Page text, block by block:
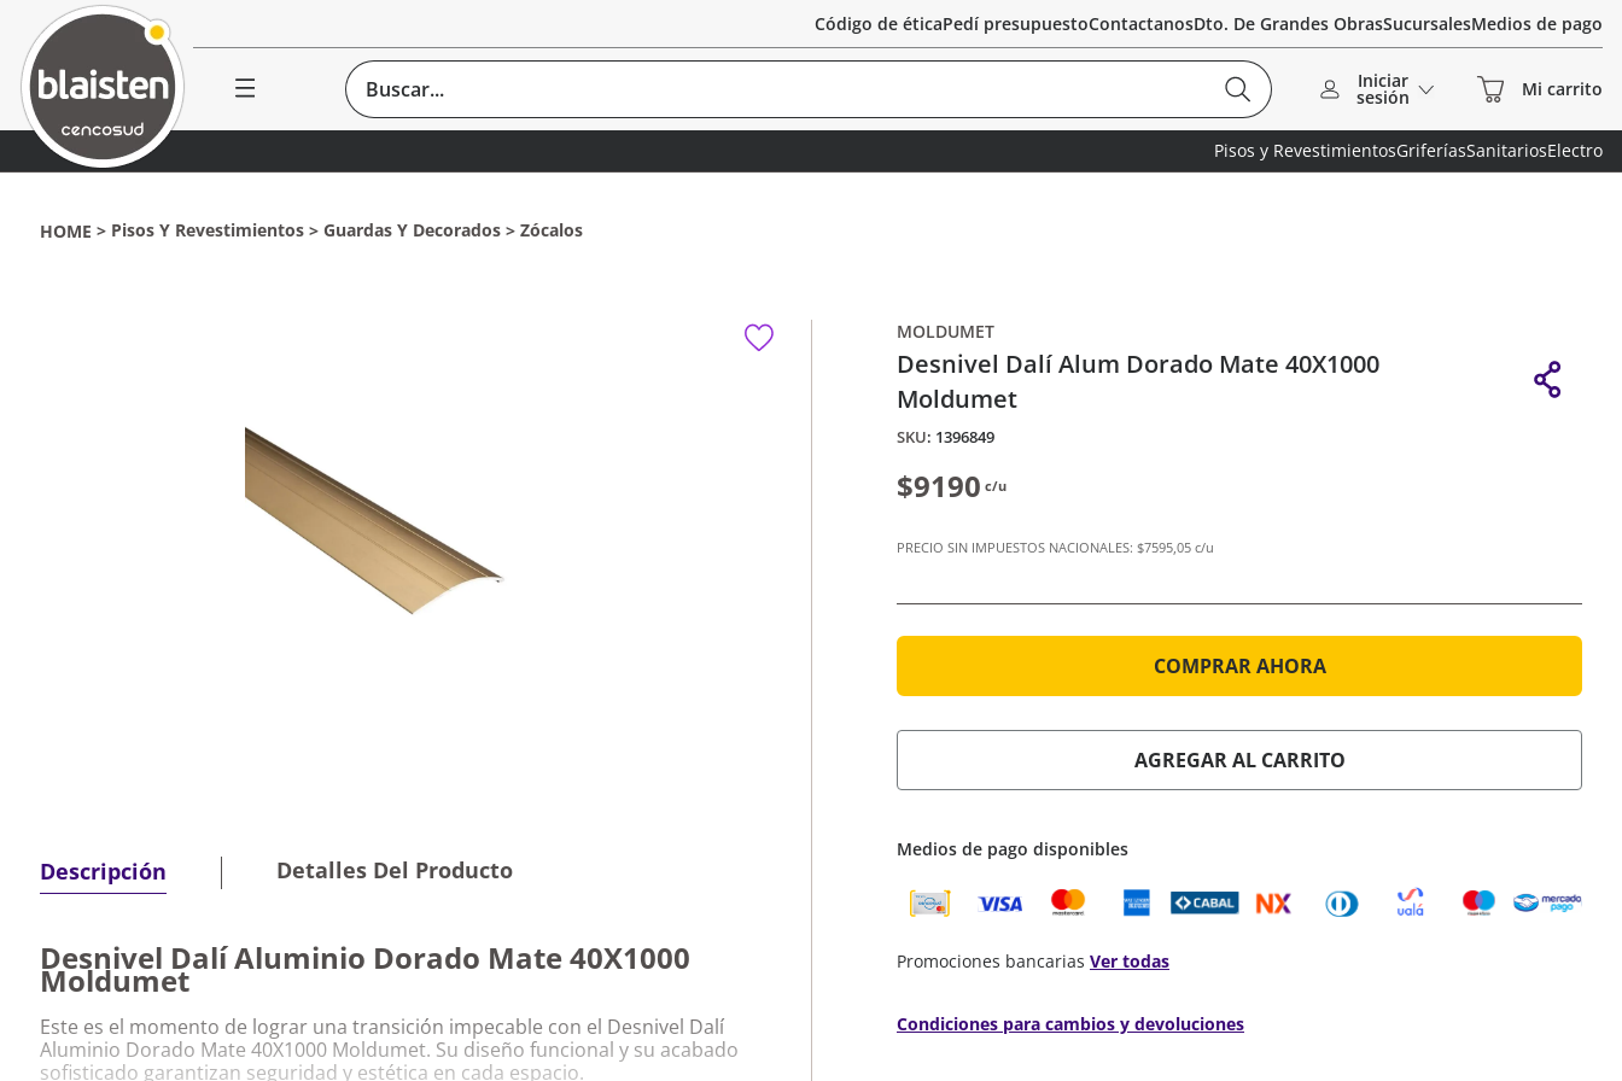
Código de éticaPedí presupuestoContactanosDto. De Grandes ObrasSucursalesMedios de pago
Buscar... Iniciar
sesión
Pisos y RevestimientosGriferíasSanitariosElectro
Pisos Y Revestimientos Guardas Y Decorados Zócalos
Descripción Detalles Del Producto
Desnivel Dalí Aluminio Dorado Mate 40X1000
Moldumet
Este es el momento de lograr una transición impecable con el Desnivel Dalí
Aluminio Dorado Mate 40X1000 Moldumet. Su diseño funcional y su acabado
sofisticado garantizan seguridad y estética en cada espacio.
MOLDUMET
Desnivel Dalí Alum Dorado Mate 40X1000
Moldumet
: 1396849
$9190 c/u
PRECIO SIN IMPUESTOS NACIONALES: $7595,05 c/u
COMPRAR AHORA
AGREGAR AL CARRITO
Medios de pago disponibles
Promociones bancarias Ver todas
Condiciones para cambios y devoluciones